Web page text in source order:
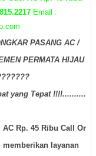
Email :
PASANG AC /
PERMATA HIJAU
yang Tepat !!!!..........
AC Rp. 45 Ribu Call Or
memberikan layanan